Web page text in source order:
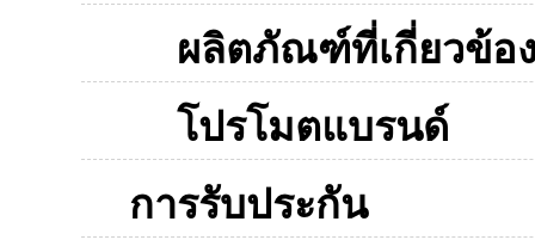
ผลิตภัณฑ์ที่เกี่ยวข้อ
โปรโมตแบรนด์
การรับประกัน